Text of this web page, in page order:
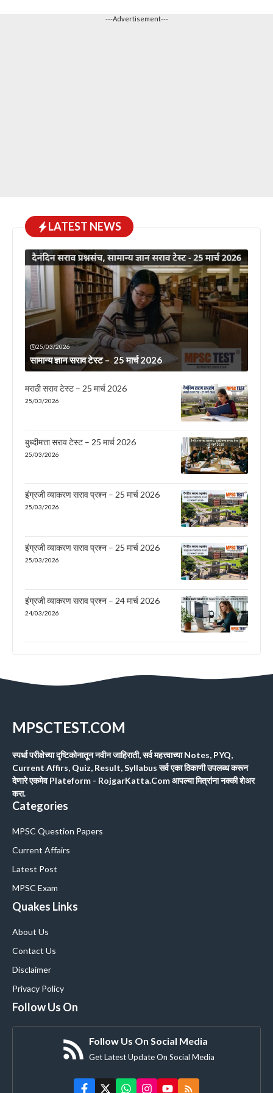
---Advertisement---
LATEST NEWS
25/03/2026
सामान्य ज्ञान सराव टेस्ट – 25 मार्च 2026
मराठी सराव टेस्ट – 25 मार्च 2026
25/03/2026
बुध्दीमत्ता सराव टेस्ट – 25 मार्च 2026
25/03/2026
इंग्रजी व्याकरण सराव प्रश्न – 25 मार्च 2026
25/03/2026
इंग्रजी व्याकरण सराव प्रश्न – 25 मार्च 2026
25/03/2026
इंग्रजी व्याकरण सराव प्रश्न – 24 मार्च 2026
24/03/2026
MPSCTEST.COM
स्पर्धा परीक्षेच्या दृष्टिकोनातून नवीन जाहिराती, सर्व महत्त्वाच्या Notes, PYQ,
Current Affirs, Quiz, Result, Syllabus सर्व एका ठिकाणी उपलब्ध करून
देणारे एकमेव Plateform - RojgarKatta.Com आपल्या मित्रांना नक्की शेअर
करा.
Categories
MPSC Question Papers
Current Affairs
Latest Post
MPSC Exam
Quakes Links
About Us
Contact Us
Disclaimer
Privacy Policy
Follow Us On
Follow Us On Social Media
Get Latest Update On Social Media